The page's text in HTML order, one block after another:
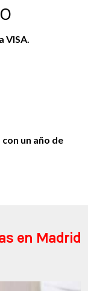
VISA.
un año de
en Madrid